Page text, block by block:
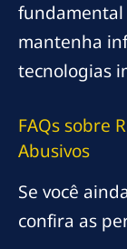
fundamental
mantenha
tecnologias
FAQs sobre
Abusivos
Se você
confira as